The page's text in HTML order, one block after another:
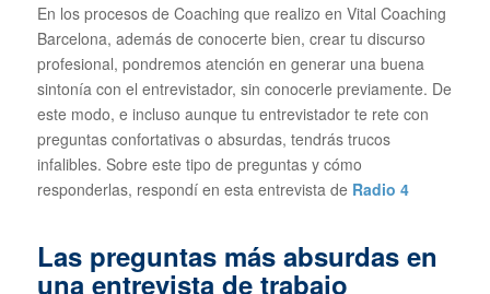
En los procesos de Coaching que realizo en Vital Coaching
Barcelona, además de conocerte bien, crear tu discurso
profesional, pondremos atención en generar una buena
sintonía con el entrevistador, sin conocerle previamente. De
este modo, e incluso aunque tu entrevistador te rete con
preguntas confortativas o absurdas, tendrás trucos
infalibles. Sobre este tipo de preguntas y cómo
responderlas, respondí en esta entrevista de Radio 4
Las preguntas más absurdas en
una entrevista de trabajo